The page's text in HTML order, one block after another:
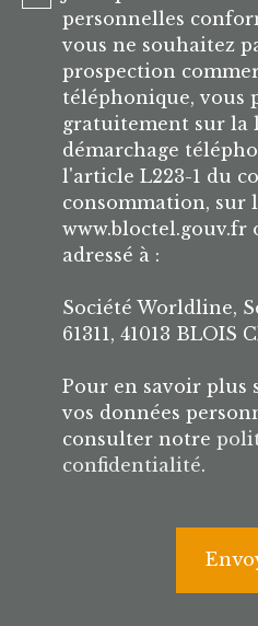
personnelles
vous ne souhaitez
prospection
téléphonique, vous
gratuitement sur la
démarchage
l'article L223-1 du
consommation, sur
adressé à :
Société Worldline,
61311, 41013 BLOIS
Pour en savoir plus
vos données
consulter notre
confidentialité.